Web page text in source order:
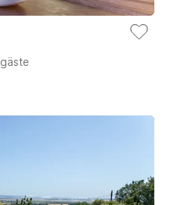
gäste